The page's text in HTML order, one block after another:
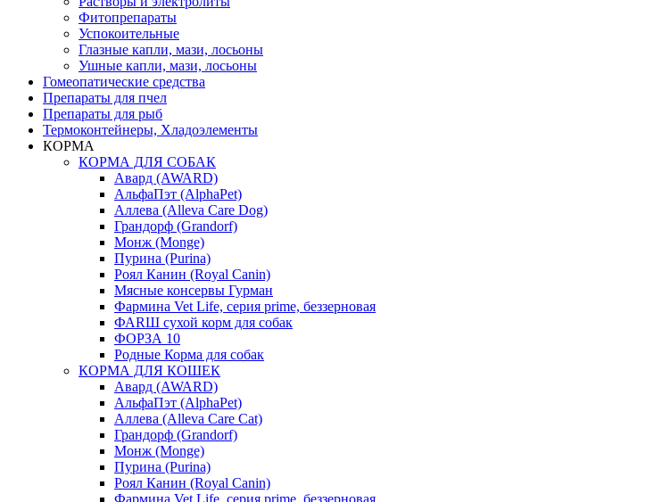
Фитопрепараты
Успокоительные
Глазные капли, мази, лосьоны
Ушные капли, мази, лосьоны
Гомеопатические средства
Препараты для пчел
Препараты для рыб
Термоконтейнеры, Хладоэлементы
КОРМА
КОРМА ДЛЯ СОБАК
Авард (AWARD)
АльфаПэт (AlphaPet)
Аллева (Alleva Care Dog)
Грандорф (Grandorf)
Монж (Monge)
Пурина (Purina)
Роял Канин (Royal Canin)
Мясные консервы Гурман
Фармина Vet Life, серия prime, беззерновая
ФАRШ сухой корм для собак
ФОРЗА 10
Родные Корма для собак
КОРМА ДЛЯ КОШЕК
Авард (AWARD)
АльфаПэт (AlphaPet)
Аллева (Alleva Care Cat)
Грандорф (Grandorf)
Монж (Monge)
Пурина (Purina)
Роял Канин (Royal Canin)
Фармина Vet Life, серия prime, беззерновая